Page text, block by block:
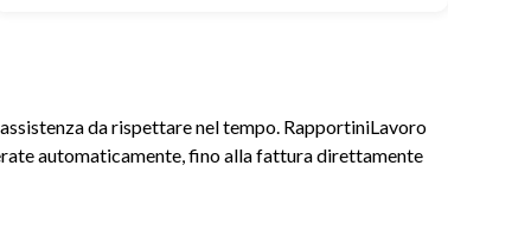
da rispettare nel tempo. RapportiniLavoro
automaticamente, fino alla fattura direttamente